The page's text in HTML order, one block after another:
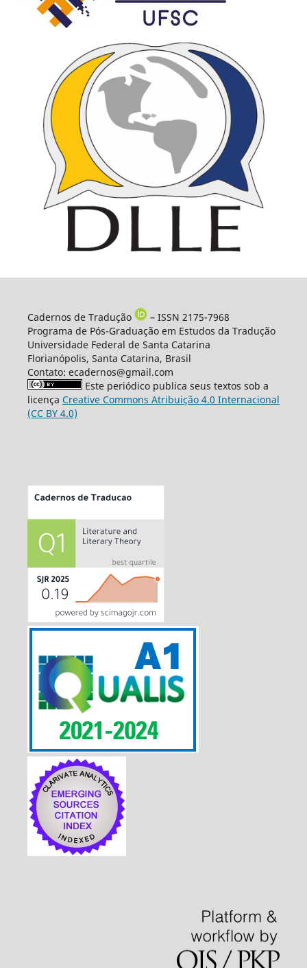
Cadernos de Tradução
– ISSN 2175-7968
Programa de Pós-Graduação em Estudos da Tradução
Universidade Federal de Santa Catarina
Florianópolis, Santa Catarina, Brasil
Contato: ecadernos@gmail.com
Este periódico publica seus textos sob a
licença Creative Commons Atribuição 4.0 Internacional
(CC BY 4.0)